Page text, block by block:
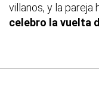
villanos, y la pareja
celebro la vuelta